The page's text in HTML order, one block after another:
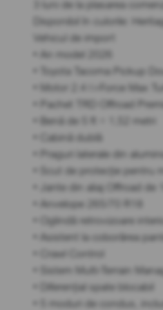
3 luni de la plasarea
Disponibil în culorile:
Vehicul de import
• An model 2026
• Toyota Tacoma Pickup
• Motor 2.4 l i-Force Max
• Pachet TRD Offroad
• Benă de 5 ft = 1,52 metri
• Cabină dublă
• Praguri laterale din
• Scut de protecție pentru
• Jante din aliaj Offroad de
• Anvelope 265/70 R18
• Oglindă retrovizoare
• Asistent la coborârea
• Crawl Control
• Sistem Multi-Terrain
• Diferențial spate blocabil
• 5 moduri de condus,